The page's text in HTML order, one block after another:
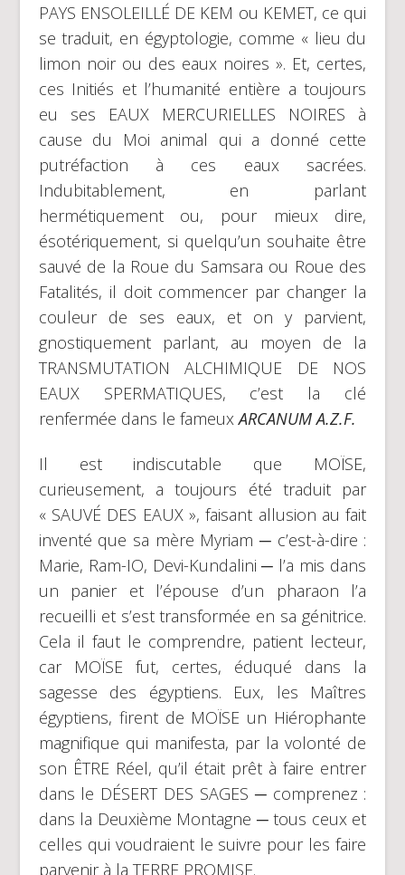
PAYS ENSOLEILLÉ DE KEM ou KEMET, ce qui
se traduit, en égyptologie, comme « lieu du
limon noir ou des eaux noires ». Et, certes,
ces Initiés et l’humanité entière a toujours
eu ses EAUX MERCURIELLES NOIRES à
cause du Moi animal qui a donné cette
putréfaction à ces eaux sacrées.
Indubitablement, en parlant
hermétiquement ou, pour mieux dire,
ésotériquement, si quelqu’un souhaite être
sauvé de la Roue du Samsara ou Roue des
Fatalités, il doit commencer par changer la
couleur de ses eaux, et on y parvient,
gnostiquement parlant, au moyen de la
TRANSMUTATION ALCHIMIQUE DE NOS
EAUX SPERMATIQUES, c’est la clé
renfermée dans le fameuxARCANUM A.Z.F.
Il est indiscutable que MOÏSE,
curieusement, a toujours été traduit par
« SAUVÉ DES EAUX », faisant allusion au fait
inventé que sa mère Myriam ─ c’est-à-dire :
Marie, Ram-IO, Devi-Kundalini ─ l’a mis dans
un panier et l’épouse d’un pharaon l’a
recueilli et s’est transformée en sa génitrice.
Cela il faut le comprendre, patient lecteur,
car MOÏSE fut, certes, éduqué dans la
sagesse des égyptiens. Eux, les Maîtres
égyptiens, firent de MOÏSE un Hiérophante
magnifique qui manifesta, par la volonté de
son ÊTRE Réel, qu’il était prêt à faire entrer
dans le DÉSERT DES SAGES ─ comprenez :
dans la Deuxième Montagne ─ tous ceux et
celles qui voudraient le suivre pour les faire
parvenir à la TERRE PROMISE.